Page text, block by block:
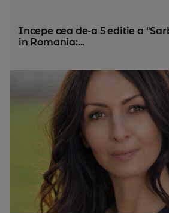
Incepe cea de-a 5 editie a
in Romania:...